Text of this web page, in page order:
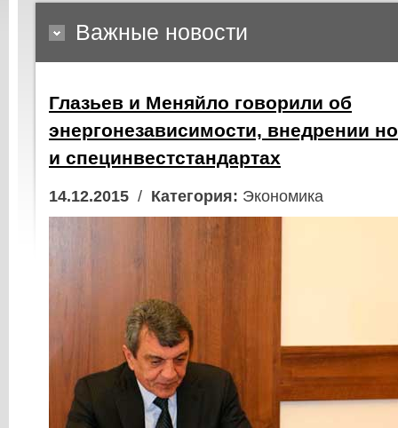
Важные новости
Глазьев и Меняйло говорили об
энергонезависимости, внедрении
и специнвестстандартах
14.12.2015 / Категория: Экономика